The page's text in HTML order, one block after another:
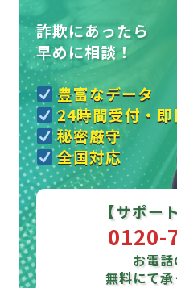
詐欺にあったら
早めに相談！
豊富なデータ
24時間受付・即
秘密厳守
全国対応
【サポー
0120-
お電
無料にて